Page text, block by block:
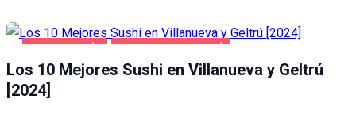
GASTRONOMÍA VILLANUEVA Y GELTRÚ
Los 10 Mejores Sushi en Villanueva y Geltrú
[2024]